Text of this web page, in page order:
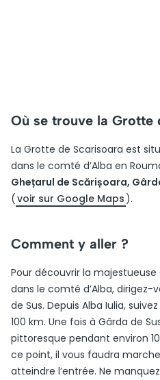
Où se trouve la Grotte
La Grotte de Scarisoara est
dans le comté d’Alba en
Ghețarul de Scărișoara,
(voir sur Google Maps ).
Comment y aller ?
Pour découvrir la
dans le comté d’Alba, dirigez-
de Sus. Depuis Alba Iulia,
100 km. Une fois à Gârda de
pittoresque pendant environ
ce point, il vous faudra
atteindre l’entrée. Ne